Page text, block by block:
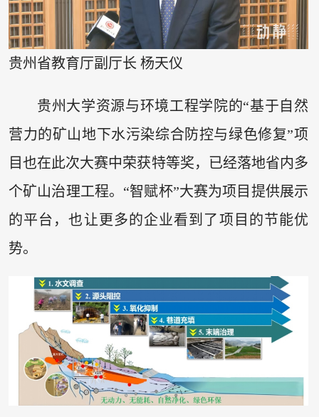
贵州省教育厅副厅长 杨天仪
贵州大学资源与环境工程学院的“基于自然
营力的矿山地下水污染综合防控与绿色修复”项
目也在此次大赛中荣获特等奖，已经落地省内多
个矿山治理工程。“智赋杯”大赛为项目提供展示
的平台，也让更多的企业看到了项目的节能优
势。